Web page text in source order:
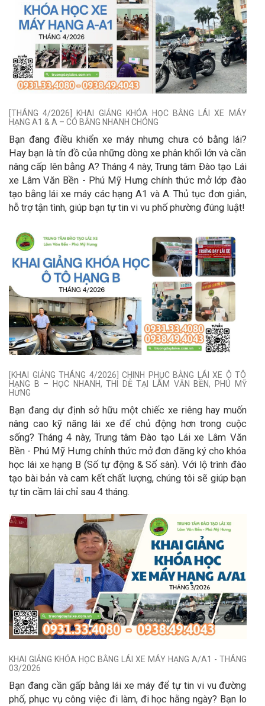
[THÁNG 4/2026] KHAI GIẢNG KHÓA HỌC BẰNG LÁI XE MÁY
HẠNG A1 & A – CÓ BẰNG NHANH CHÓNG
Bạn đang điều khiển xe máy nhưng chưa có bằng lái?
Hay bạn là tín đồ của những dòng xe phân khối lớn và cần
nâng cấp lên bằng A? Tháng 4 này, Trung tâm Đào tạo Lái
xe Lâm Văn Bền - Phú Mỹ Hưng chính thức mở lớp đào
tạo bằng lái xe máy các hạng A1 và A. Thủ tục đơn giản,
hỗ trợ tận tình, giúp bạn tự tin vi vu phố phường đúng luật!
[KHAI GIẢNG THÁNG 4/2026] CHINH PHỤC BẰNG LÁI XE Ô TÔ
HẠNG B – HỌC NHANH, THI DỄ TẠI LÂM VĂN BỀN, PHÚ MỸ
HƯNG
Bạn đang dự định sở hữu một chiếc xe riêng hay muốn
nâng cao kỹ năng lái xe để chủ động hơn trong cuộc
sống? Tháng 4 này, Trung tâm Đào tạo Lái xe Lâm Văn
Bền - Phú Mỹ Hưng chính thức mở đơn đăng ký cho khóa
học lái xe hạng B (Số tự động & Số sàn). Với lộ trình đào
tạo bài bản và cam kết chất lượng, chúng tôi sẽ giúp bạn
tự tin cầm lái chỉ sau 4 tháng.
KHAI GIẢNG KHÓA HỌC BẰNG LÁI XE MÁY HẠNG A/A1 - THÁNG
03/2026
​Bạn đang cần gấp bằng lái xe máy để tự tin vi vu đường
phố, phục vụ công việc đi làm, đi học hằng ngày? Bạn lo